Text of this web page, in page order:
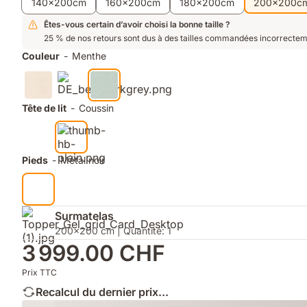
pour
une
aération
maximale
140x200cm
160x200cm 180x200cm
Êtes-vous certain d’avoir choisi la bonne taille ?
25 % de nos retours sont dus à des tailles commandées
Couleur - Menthe
Tête de lit - Coussin
Pieds - Métal noir
Surmatelas
200x200 cm | Quantité: 1
3 999.00 CHF
Prix TTC
Recalcul du dernier prix...